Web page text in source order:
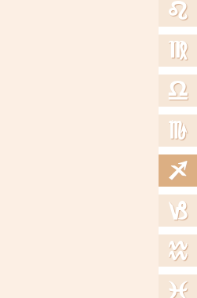
e
f
g
h
i
j
k
l